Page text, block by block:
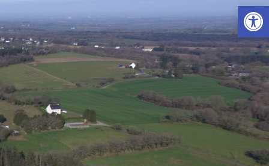
Ouvrir la barre d’outils